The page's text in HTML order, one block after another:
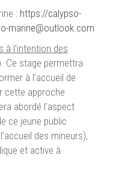
: https://calypso-
marine@outlook.com
à l’intention des
Ce stage permettra
à l’accueil de
cette approche
abordé l’aspect
ce jeune public
des mineurs),
et active à